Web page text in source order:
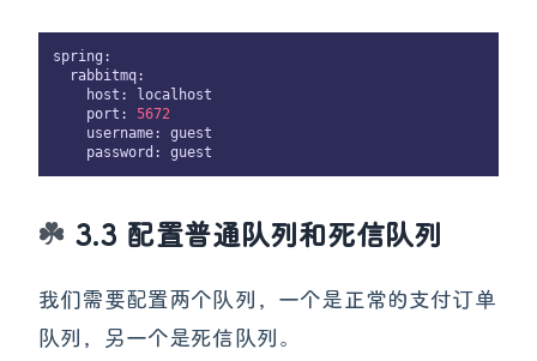
spring:
  rabbitmq:
    host: localhost
    port:
5672
    username: guest
3.3 配置普通队列和死信队列
我们需要配置两个队列，一个是正常的支付订单
队列，另一个是死信队列。